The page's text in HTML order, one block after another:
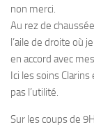
non merci.
Au rez de
l’aile de droite où
en accord avec
Ici les soins
pas l’utilité.
Sur les coups de